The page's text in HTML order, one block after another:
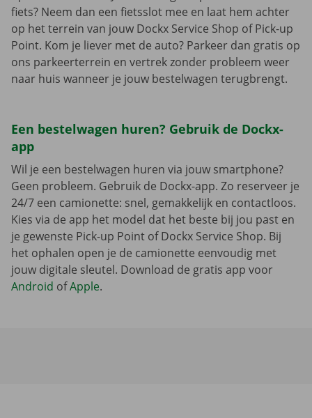
fiets? Neem dan een fietsslot mee en laat hem achter
op het terrein van jouw Dockx Service Shop of Pick-up
Point. Kom je liever met de auto? Parkeer dan gratis op
ons parkeerterrein en vertrek zonder probleem weer
naar huis wanneer je jouw bestelwagen terugbrengt.
Een bestelwagen huren? Gebruik de Dockx-
app
Wil je een bestelwagen huren via jouw smartphone?
Geen probleem. Gebruik de Dockx-app. Zo reserveer je
24/7 een camionette: snel, gemakkelijk en contactloos.
Kies via de app het model dat het beste bij jou past en
je gewenste Pick-up Point of Dockx Service Shop. Bij
het ophalen open je de camionette eenvoudig met
jouw digitale sleutel. Download de gratis app voor
Android ofApple.